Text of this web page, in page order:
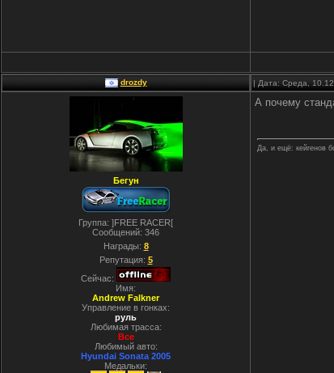
drozdy | Дата: Среда,
Бегун
Группа: ]FREE RACER[
Сообщений: 346
Награды: 8
Репутация: 5
Сейчас:
Имя:
Andrew Falkner
Управление в гонках:
руль
Любимая трасса:
Все
Любимый авто:
Hyundai Sonata 2005
Медальки:
А почему
Да, и ещё: кейгенов